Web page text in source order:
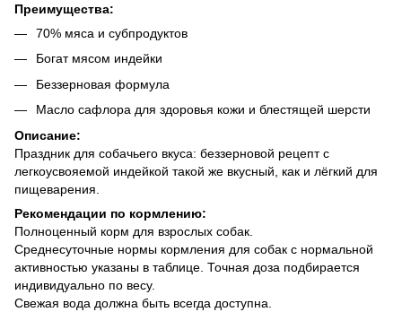
Преимущества:
70% мяса и субпродуктов
Богат мясом индейки
Беззерновая формула
Масло сафлора для здоровья кожи и блестящей шерсти
Описание:
Праздник для собачьего вкуса: беззерновой рецепт с
легкоусвояемой индейкой такой же вкусный, как и лёгкий для
пищеварения.
Рекомендации по кормлению:
Полноценный корм для взрослых собак.
Среднесуточные нормы кормления для собак с нормальной
активностью указаны в таблице. Точная доза подбирается
индивидуально по весу.
Свежая вода должна быть всегда доступна.